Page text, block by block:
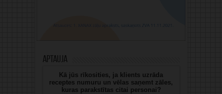
Aptauja
Kā jūs rīkosities, ja klients uzrāda
receptes numuru un vēlas saņemt zāles,
kuras parakstītas citai personai?